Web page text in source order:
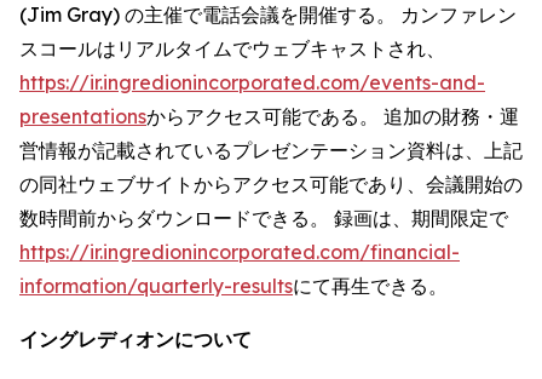
(Jim Gray) の主催で電話会議を開催する。 カンファレン
スコールはリアルタイムでウェブキャストされ、
https://ir.ingredionincorporated.com/events-and-
presentationsからアクセス可能である。 追加の財務・運
営情報が記載されているプレゼンテーション資料は、上記
の同社ウェブサイトからアクセス可能であり、会議開始の
数時間前からダウンロードできる。 録画は、期間限定で
https://ir.ingredionincorporated.com/financial-
information/quarterly-resultsにて再生できる。
イングレディオンについて